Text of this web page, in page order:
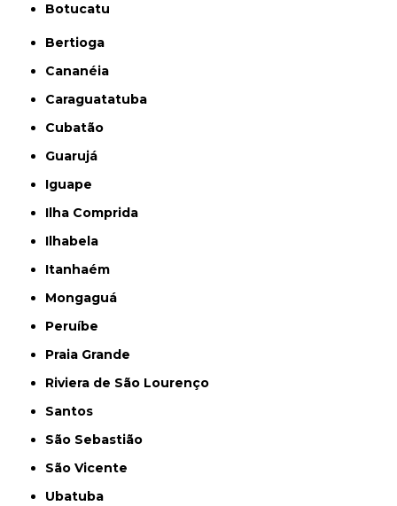
Botucatu
Bertioga
Cananéia
Caraguatatuba
Cubatão
Guarujá
Iguape
Ilha Comprida
Ilhabela
Itanhaém
Mongaguá
Peruíbe
Praia Grande
Riviera de São Lourenço
Santos
São Sebastião
São Vicente
Ubatuba